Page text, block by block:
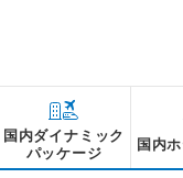
国内ダイナミック
パッケージ
国内